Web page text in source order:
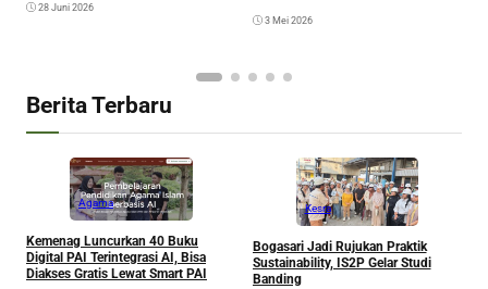
28 Juni 2026
3 Mei 2026
Berita Terbaru
Agama
Kemenag Luncurkan 40 Buku
Digital PAI Terintegrasi AI, Bisa
Diakses Gratis Lewat Smart PAI
Kesra
Bogasari Jadi Rujukan Praktik
Sustainability, IS2P Gelar Studi
Banding